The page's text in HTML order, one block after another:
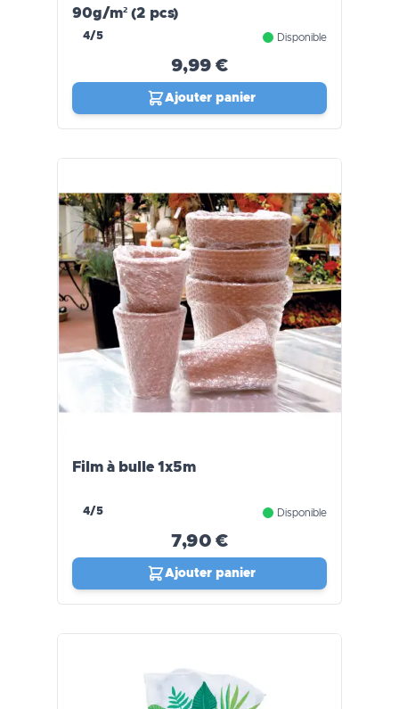
90g/m² (2 pcs)
4/5 Disponible
9,99 €
Ajouter panier
Film à bulle 1x5m
4/5 Disponible
7,90 €
Ajouter panier